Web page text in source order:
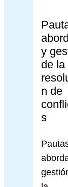
y
de la
n de
s